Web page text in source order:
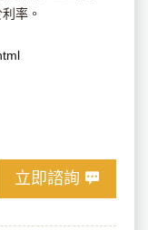
率。
立即諮詢